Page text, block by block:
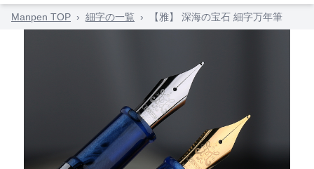
Manpen TOP › 細字の一覧 › 【雅】 深海の宝石 細字万年筆